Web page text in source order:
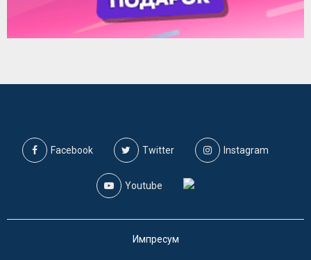
Facebook Twitter Instagram
Youtube
Импресум